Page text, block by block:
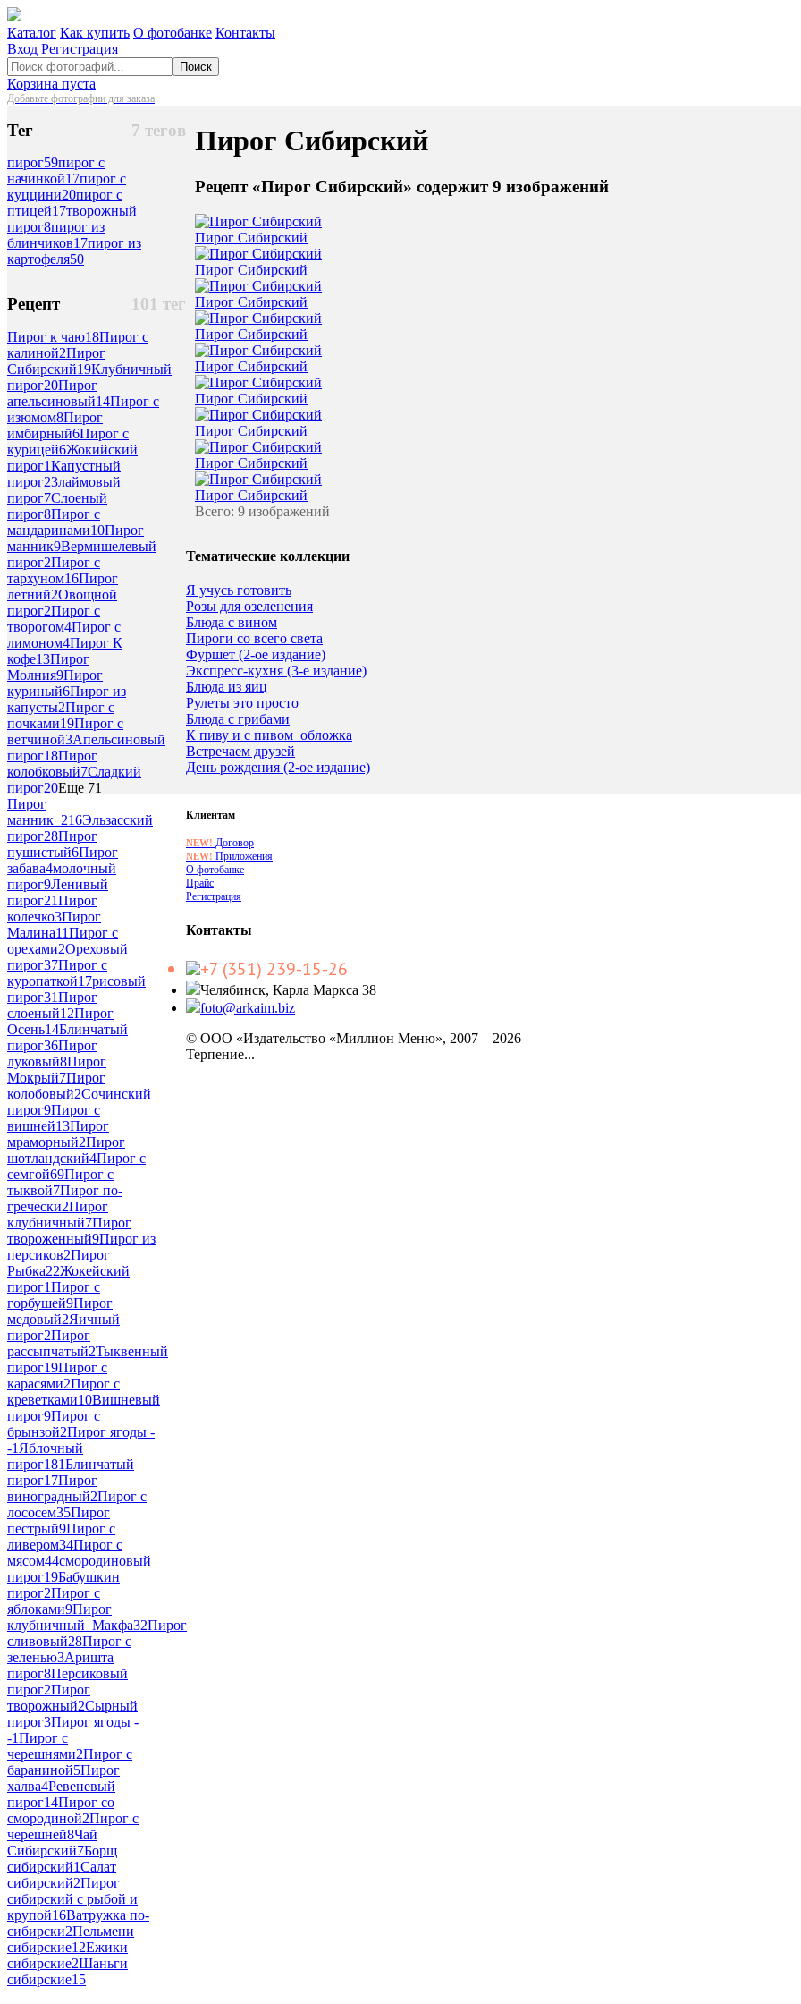
Каталог Как купить О фотобанке Контакты
Вход Регистрация
Поиск
Корзина пуста
Добавьте фотографии для заказа
7 тегов
Тег
пирог59пирог с
начинкой17пирог с
куццини20пирог с
птицей17творожный
пирог8пирог из
блинчиков17пирог из
картофеля50
101 тег
Рецепт
Пирог к чаю18Пирог с
калиной2Пирог
Сибирский19Клубничный
пирог20Пирог
апельсиновый14Пирог с
изюмом8Пирог
имбирный6Пирог с
курицей6Жокийский
пирог1Капустный
пирог23лаймовый
пирог7Слоеный
пирог8Пирог с
мандаринами10Пирог
манник9Вермишелевый
пирог2Пирог с
тархуном16Пирог
летний2Овощной
пирог2Пирог с
творогом4Пирог с
лимоном4Пирог К
кофе13Пирог
Молния9Пирог
куриный6Пирог из
капусты2Пирог с
почками19Пирог с
ветчиной3Апельсиновый
пирог18Пирог
колобковый7Сладкий
пирог20Еще 71
Пирог
манник_216Эльзасский
пирог28Пирог
пушистый6Пирог
забава4молочный
пирог9Ленивый
пирог21Пирог
колечко3Пирог
Малина11Пирог с
орехами2Ореховый
пирог37Пирог с
куропаткой17рисовый
пирог31Пирог
слоеный12Пирог
Осень14Блинчатый
пирог36Пирог
луковый8Пирог
Мокрый7Пирог
колобовый2Сочинский
пирог9Пирог с
вишней13Пирог
мраморный2Пирог
шотландский4Пирог с
семгой69Пирог с
тыквой7Пирог по-
гречески2Пирог
клубничный7Пирог
твороженный9Пирог из
персиков2Пирог
Рыбка22Жокейский
пирог1Пирог с
горбушей9Пирог
медовый2Яичный
пирог2Пирог
рассыпчатый2Тыквенный
пирог19Пирог с
карасями2Пирог с
креветками10Вишневый
пирог9Пирог с
брынзой2Пирог ягоды -
-1 Яблочный
пирог181Блинчатый
пирог17Пирог
виноградный2Пирог с
лососем35Пирог
пестрый9Пирог с
ливером34Пирог с
мясом44смородиновый
пирог19Бабушкин
пирог2Пирог с
яблоками9Пирог
клубничный_Макфа32Пирог
сливовый28Пирог с
зеленью3Аришта
пирог8Персиковый
пирог2Пирог
творожный2Сырный
пирог3Пирог ягоды -
-1Пирог с
черешнями2Пирог с
бараниной5Пирог
халва4Ревеневый
пирог14Пирог со
смородиной2Пирог с
черешней8Чай
Сибирский7Борщ
сибирский1Салат
сибирский2Пирог
сибирский с рыбой и
крупой16Ватружка по-
сибирски2Пельмени
сибирские12Ежики
сибирские2Шаньги
сибирские15
Пирог Сибирский
Рецепт «Пирог Сибирский» содержит 9 изображений
Пирог Сибирский
Пирог Сибирский
Пирог Сибирский
Пирог Сибирский
Пирог Сибирский
Пирог Сибирский
Пирог Сибирский
Пирог Сибирский
Пирог Сибирский
Всего: 9 изображений
Тематические коллекции
Я учусь готовить
Розы для озеленения
Блюда с вином
Пироги со всего света
Фуршет (2-ое издание)
Экспресс-кухня (3-е издание)
Блюда из яиц
Рулеты это просто
Блюда с грибами
К пиву и с пивом_обложка
Встречаем друзей
День рождения (2-ое издание)
Клиентам
NEW! Договор
NEW! Приложения
О фотобанке
Прайс
Регистрация
Контакты
+7 (351) 239-15-26
Челябинск, Карла Маркса 38
foto@arkaim.biz
© ООО «Издательство «Миллион Меню», 2007—2026
Терпение...